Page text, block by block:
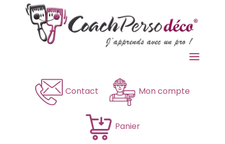
a
Contact Mon compte
Panier